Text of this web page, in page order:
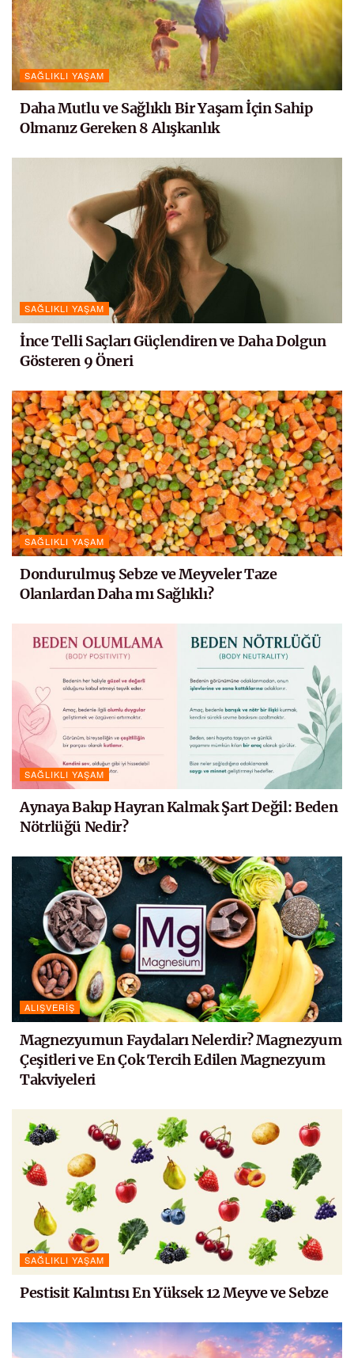
SAĞLIKLI YAŞAM
Daha Mutlu ve Sağlıklı Bir Yaşam İçin Sahip
Olmanız Gereken 8 Alışkanlık
SAĞLIKLI YAŞAM
İnce Telli Saçları Güçlendiren ve Daha Dolgun
Gösteren 9 Öneri
SAĞLIKLI YAŞAM
Dondurulmuş Sebze ve Meyveler Taze
Olanlardan Daha mı Sağlıklı?
SAĞLIKLI YAŞAM
Aynaya Bakıp Hayran Kalmak Şart Değil: Beden
Nötrlüğü Nedir?
ALIŞVERIŞ
Magnezyumun Faydaları Nelerdir? Magnezyum
Çeşitleri ve En Çok Tercih Edilen Magnezyum
Takviyeleri
SAĞLIKLI YAŞAM
Pestisit Kalıntısı En Yüksek 12 Meyve ve Sebze